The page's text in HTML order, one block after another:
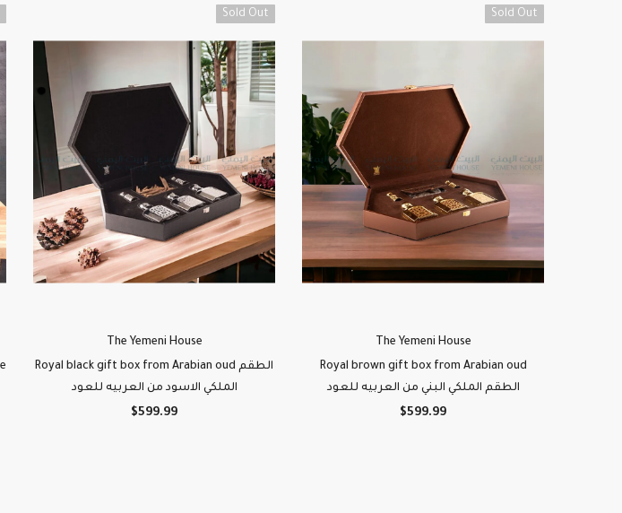
Sold Out
The Yemeni House
Royal black gift box from Arabian oud الطقم
الملكي الاسود من العربيه للعود
$599.99
Sold Out
The Yemeni House
Royal brown gift box from Arabian oud
الطقم الملكي البني من العربيه للعود
$599.99